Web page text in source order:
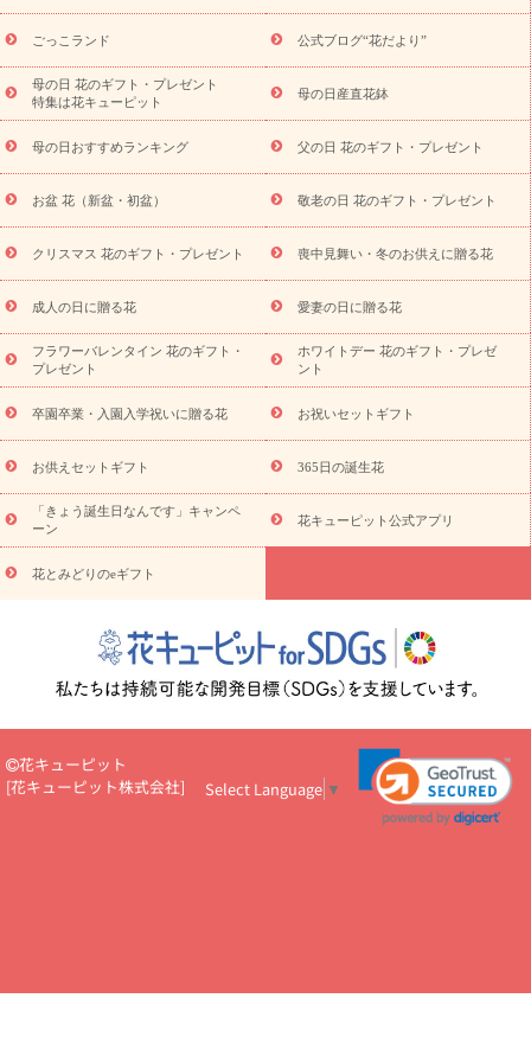
ら探す
お祝いの花特集 当日配達特急便 お祝い商品一覧
念日
結婚祝い 出産祝い 退院祝い・快気祝い
寿祝い
プチギフト ペットのお祝いフラワー
供え・お悔やみ商品一覧
お供え・お悔やみの花
四十九日法要以
お供え プリザーブドフラワー
ペットのお供えフラワー
お盆（新
盆・初盆）
その他 お祝い返し お見舞い
お取り寄せギフト
ビジネス用
ご自宅用 観葉植物 ミディ胡蝶蘭
プリザーブ
ドフラワー
スタイルから探す アレンジメント 花束
スタ
ンド花
お祝い お供え・お悔やみ 胡蝶蘭 胡蝶蘭・花鉢
ディ胡蝶蘭・お祝い
ミディ胡蝶蘭・お供え
世界初の青色胡蝶蘭
観葉植物
観葉植物 産直多肉植物
プリザーブドフラワー
お祝い
お供え・お悔やみ 花とセットギフト
セミオーダー
プチギフト（hanamore -ハナモア-）
花とみどりのeギフト
キューピットのeGfit
カラー ピンク イエローオレンジ
レッ
ド
お花の種類 トルコキキョウ
お祝い お祝い・3000円～ お祝い・4000円～
お祝い・
5000円～
お祝い・7000円～ お祝い・ 10000円～
お供え・お
悔やみ
円～
お供え・お悔やみ・
読み物
いのマナー
定年退職祝いのマナー
お祝いを贈るときのマナー・
花キューピットのお祝いコラム一覧
誕生日のお花を「色
彩心理学」で選ぶ方法
結婚祝いの予算相場
出産祝いお役立ち情
ール
新築引っ越し祝いコラム お祝い花のマナー総まとめ
職
場上司や先輩へ贈るお祝い花の正解は？
開店祝いの花 選び方ガイ
あり)
花キューピット×専門家
CO2排出量削減 / SDGsを考える
ごっこランド 公式ブログ“花だより”
母の日 花のギフト・プレゼント
特集は花キューピット
母の日産直花鉢
母の日おすすめランキング 父の日 花のギフト・プレゼント
お盆 花（新盆・初盆） 敬老の日 花のギフト・プレゼント
クリスマス 花のギフト・プレゼント 喪中見舞い・冬のお供えに贈る花
成人の日に贈る花 愛妻の日に贈る花
フラワーバレンタイン 花のギフト・
プレゼント
ホワイトデー 花のギフト・プレゼ
ント
卒園卒業・入園入学祝いに贈る花 お祝いセットギフト
お供えセットギフト 365日の誕生花
「きょう誕生日なんです」キャンペ
ーン
花キューピット公式アプリ
花とみどりのeギフト
花キューピット
[花キューピット株式会社] Select Language ▼